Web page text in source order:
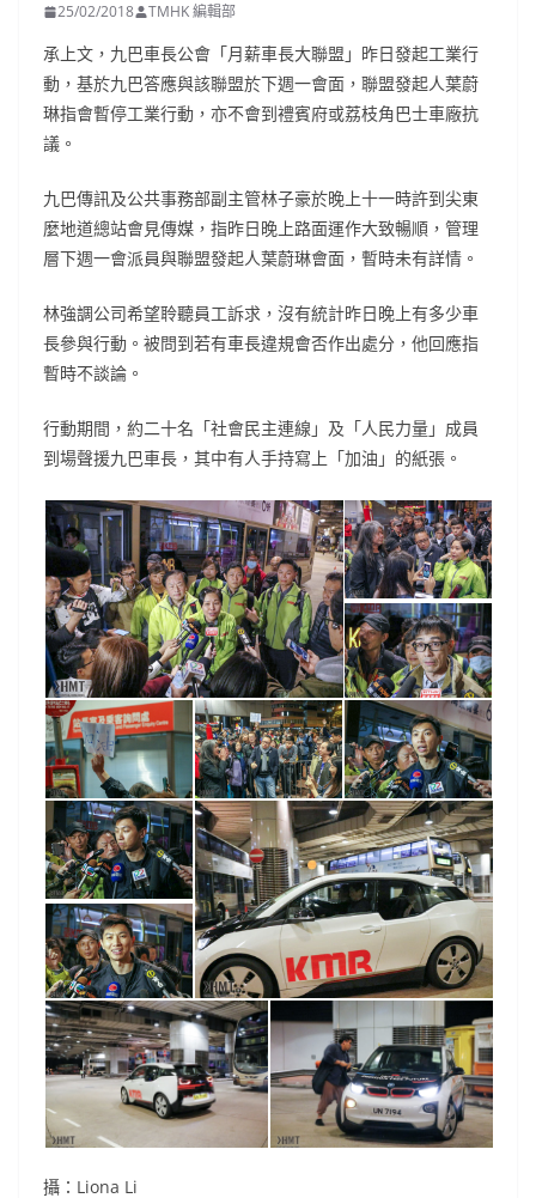
25/02/2018 TMHK 編輯部
承上文，九巴車長公會「月薪車長大聯盟」昨日發起工業行
動，基於九巴答應與該聯盟於下週一會面，聯盟發起人葉蔚
琳指會暫停工業行動，亦不會到禮賓府或荔枝角巴士車廠抗
議。
九巴傳訊及公共事務部副主管林子豪於晚上十一時許到尖東
麼地道總站會見傳媒，指昨日晚上路面運作大致暢順，管理
層下週一會派員與聯盟發起人葉蔚琳會面，暫時未有詳情。
林強調公司希望聆聽員工訴求，沒有統計昨日晚上有多少車
長參與行動。被問到若有車長違規會否作出處分，他回應指
暫時不談論。
行動期間，約二十名「社會民主連線」及「人民力量」成員
到場聲援九巴車長，其中有人手持寫上「加油」的紙張。
攝：Liona Li